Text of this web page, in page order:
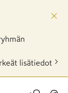
lisätiedot